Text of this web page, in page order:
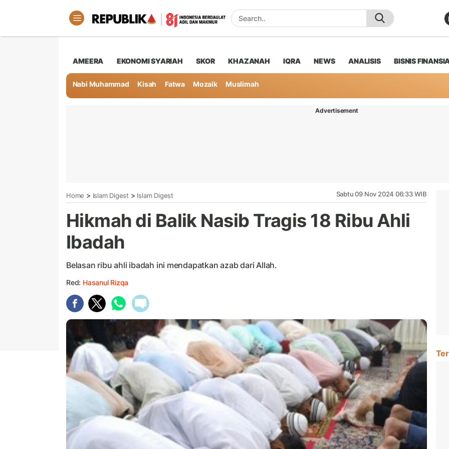
AMEERA EKONOMI SYARIAH SKOR KHAZANAH IQRA NEWS ANALISIS BISNIS
Nabi Muhammad Kisah Fatwa Mozaik Muslimah
Advertisement
Home > Islam Digest > Islam Digest Sabtu 09 Nov 2024 06:33 WIB
Hikmah di Balik Nasib Tragis 18 Ribu Ahli
Ibadah
Belasan ribu ahli ibadah ini mendapatkan azab dari Allah.
Red: Hasanul Rizqa